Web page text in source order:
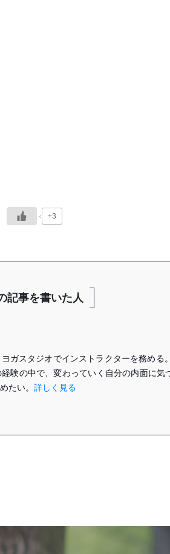
+3
記事を書いた人
ガスタジオでインストラクターを務める
験の中で、変わっていく自分の内面に気
たい。 詳しく見る